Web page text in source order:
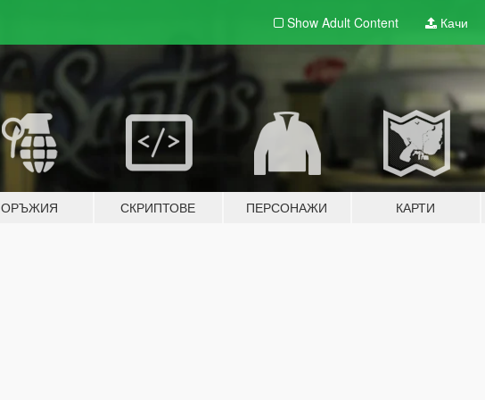
Show Adult Content Качи
ОРЪЖИЯ СКРИПТОВЕ ПЕРСОНАЖИ КАРТИ